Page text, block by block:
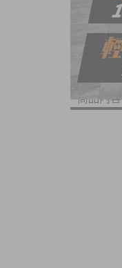
商品內容